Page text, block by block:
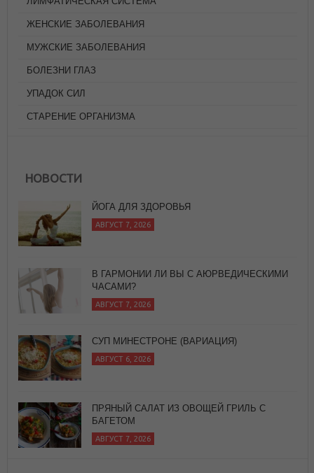
ЖЕНСКИЕ ЗАБОЛЕВАНИЯ
МУЖСКИЕ ЗАБОЛЕВАНИЯ
БОЛЕЗНИ ГЛАЗ
УПАДОК СИЛ
СТАРЕНИЕ ОРГАНИЗМА
НОВОСТИ
ЙОГА ДЛЯ ЗДОРОВЬЯ
АВГУСТ 7, 2026
В ГАРМОНИИ ЛИ ВЫ С АЮРВЕДИЧЕСКИМИ
ЧАСАМИ?
АВГУСТ 7, 2026
СУП МИНЕСТРОНЕ (ВАРИАЦИЯ)
АВГУСТ 6, 2026
ПРЯНЫЙ САЛАТ ИЗ ОВОЩЕЙ ГРИЛЬ С
БАГЕТОМ
АВГУСТ 7, 2026